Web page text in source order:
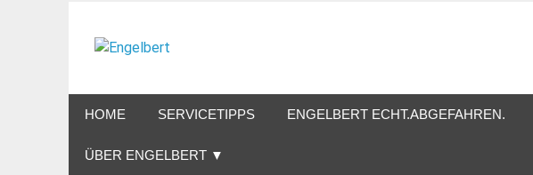
springen
HOME SERVICETIPPS ENGELBERT ECHT.ABGEFAHREN.
ÜBER ENGELBERT ▼